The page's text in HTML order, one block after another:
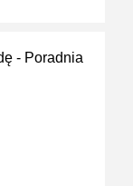
- Poradnia